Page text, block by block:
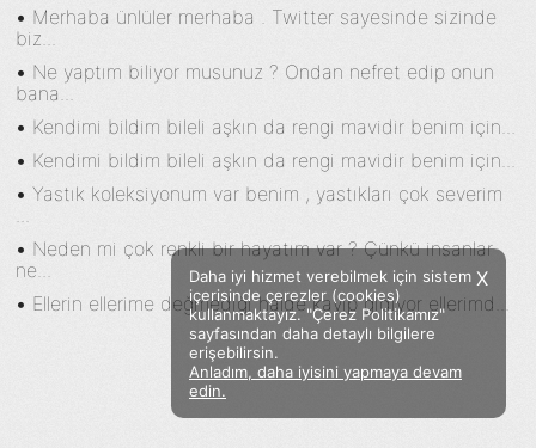
Facebook Twitter Instagram
Sözümoki © 2020 - V.8
• Merhaba ünlüler merhaba . Twitter sayesinde sizinde
biz...
• Ne yaptım biliyor musunuz ? Ondan nefret edip onun
bana...
• Kendimi bildim bileli aşkın da rengi mavidir benim için...
• Kendimi bildim bileli aşkın da rengi mavidir benim için...
•Yastık koleksiyonum var benim , yastıkları çok severim
...
• Neden mi çok renkli bir hayatım var ? Çünkü insanlar
ne...
• Ellerin ellerime değmediği halde kayıp gidiyor ellerimd...
X
Daha iyi hizmet verebilmek için sistem
içerisinde çerezler (cookies)
kullanmaktayız. "Çerez Politikamız"
sayfasından daha detaylı bilgilere
erişebilirsin.
Anladım, daha iyisini yapmaya devam
edin.